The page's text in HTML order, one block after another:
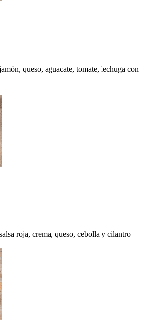
queso, aguacate, tomate, lechuga con
roja, crema, queso, cebolla y cilantro